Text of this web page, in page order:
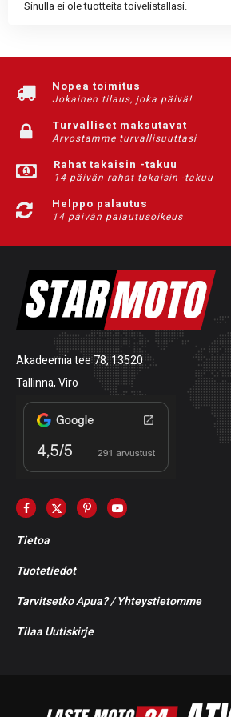
Sinulla ei ole tuotteita toivelistallasi.
Nopea toimitus
Jokainen tilaus, joka päivä!
Turvalliset maksutavat
Arvostamme turvallisuuttasi
Rahat takaisin -takuu
14 päivän rahat takaisin -takuu
Helppo palautus
14 päivän palautusoikeus
Akadeemia tee 78, 13520
Tallinna, Viro
Tietoa
Tuotetiedot
Tarvitsetko Apua? / Yhteystietomme
Tilaa Uutiskirje